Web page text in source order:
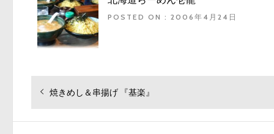
POSTED ON : 2006年4月24日
投 過
の
焼きめし＆串揚げ 『基楽』